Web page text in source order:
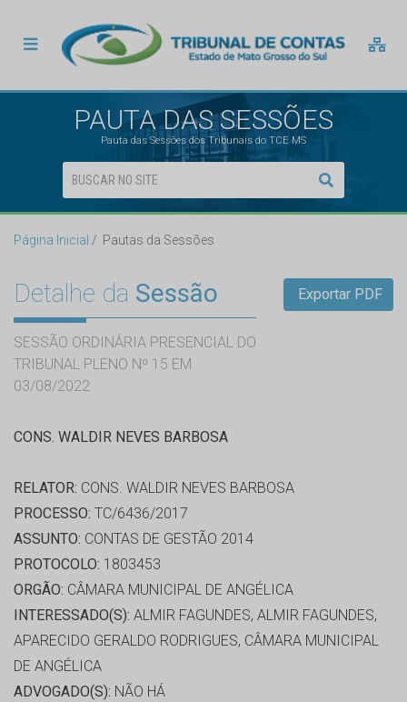
PAUTA DAS SESSÕES
Pauta das Sessões dos Tribunais do TCE MS
Página Inicial Pautas da Sessões
Detalhe da Sessão
SESSÃO ORDINÁRIA PRESENCIAL DO
TRIBUNAL PLENO Nº 15 EM
03/08/2022
Exportar PDF
CONS. WALDIR NEVES BARBOSA
RELATOR: CONS. WALDIR NEVES BARBOSA
PROCESSO: TC/6436/2017
ASSUNTO: CONTAS DE GESTÃO 2014
PROTOCOLO: 1803453
ORGÃO: CÂMARA MUNICIPAL DE ANGÉLICA
INTERESSADO(S): ALMIR FAGUNDES, ALMIR FAGUNDES,
APARECIDO GERALDO RODRIGUES, CÂMARA MUNICIPAL
DE ANGÉLICA
ADVOGADO(S): NÃO HÁ